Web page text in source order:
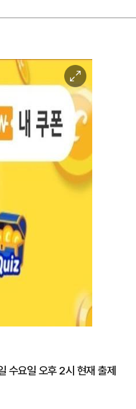
이
미
지
대
수요일 오후 2시 현재 출제